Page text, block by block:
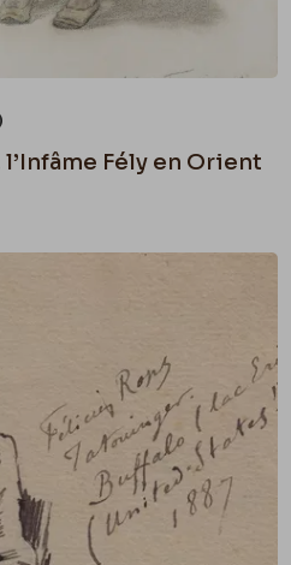
l’Infâme Fély en Orient